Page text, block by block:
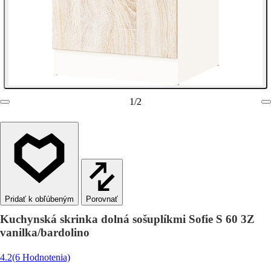
1/2
Porovnať
Kuchynská skrinka dolná sošuplíkmi Sofie S 60 3Z
vanilka/bardolino
4.2(6 Hodnotenia)